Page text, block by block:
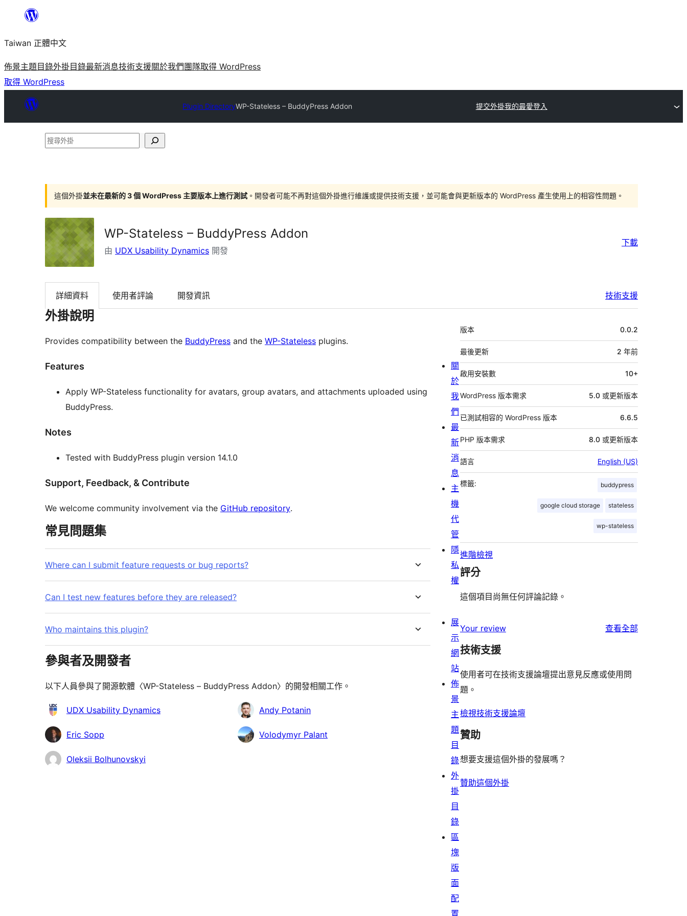
主
要
內
容
Taiwan 正體中文
佈景主題目錄外掛目錄最新消息技術支援關於我們 團隊取得 WordPress
取得 WordPress
Plugin DirectoryWP-Stateless – BuddyPress Addon 提交外掛我的最愛登入
搜
掛
這個外掛並未在最新的 3 個 WordPress 主要版本上進行測試 。開發者可能不再對這個外掛進行維護或提供技術支援，並可能會與更新版本的 WordPress 產生使用上的相容性問題。
WP-Stateless – BuddyPress Addon
由 UDX Usability Dynamics 開發
下載
詳細資料 使用者評論 開發資訊 技術支援
外掛說明
Provides compatibility between the BuddyPress and the WP-Stateless plugins.
Features
Apply WP-Stateless functionality for avatars, group avatars, and attachments uploaded using
BuddyPress.
Notes
Tested with BuddyPress plugin version 14.1.0
Support, Feedback, & Contribute
We welcome community involvement via the GitHub repository.
常見問題集
Where can I submit feature requests or bug reports?
Can I test new features before they are released?
Who maintains this plugin?
參與者及開發者
以下人員參與了開源軟體〈WP-Stateless – BuddyPress Addon〉的開發相關工作。
參
與
者
UDX Usability Dynamics Andy Potanin
Eric Sopp Volodymyr Palant
Oleksii Bolhunovskyi
中
繼
資
料
版本 0.0.2
最後更新 2 年前
啟用安裝數 10+
WordPress 版本需求 5.0 或更新版本
已測試相容的 WordPress 版本 6.6.5
PHP 版本需求 8.0 或更新版本
語言 English (US)
標籤: buddypress
google cloud storage stateless
wp-stateless
進階檢視
評分
這個項目尚無任何評論記錄。
Your review 查看全部
技術支援
使用者可在技術支援論壇提出意見反應或使用問
題。
檢視技術支援論壇
贊助
想要支援這個外掛的發展嗎？
贊助這個外掛
關
於
我
們
最
新
消
息
主
機
代
管
隱
私
權
展
示
網
站
佈
景
主
題
目
錄
外
掛
目
錄
區
塊
版
面
配
置